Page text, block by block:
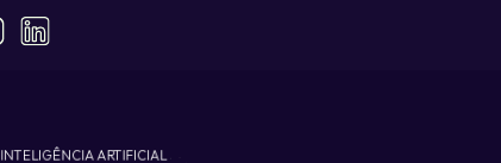
INTELIGÊNCIA ARTIFICIAL